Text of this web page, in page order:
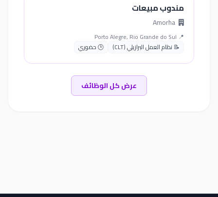
مندوب مبيعات
📍 Porto Alegre, Rio Grande do Sul
📝 نظام العمل البرازيلي (CLT)
🕒 حضوري
عرض كل الوظائف